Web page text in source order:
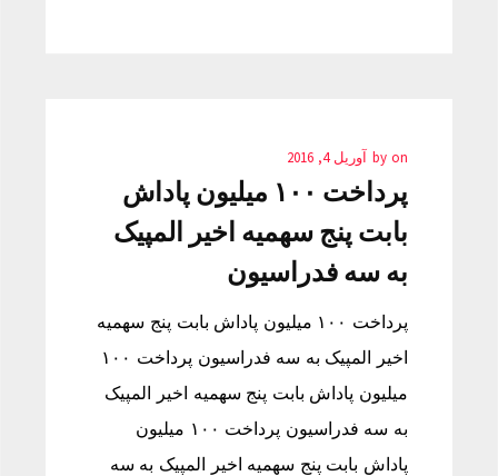
by on آوریل 4, 2016
پرداخت ۱۰۰ میلیون پاداش
بابت پنج سهمیه اخیر المپیک
به سه فدراسیون
پرداخت ۱۰۰ میلیون پاداش بابت پنج سهمیه
اخیر المپیک به سه فدراسیون پرداخت ۱۰۰
میلیون پاداش بابت پنج سهمیه اخیر المپیک
به سه فدراسیون پرداخت ۱۰۰ میلیون
پاداش بابت پنج سهمیه اخیر المپیک به سه